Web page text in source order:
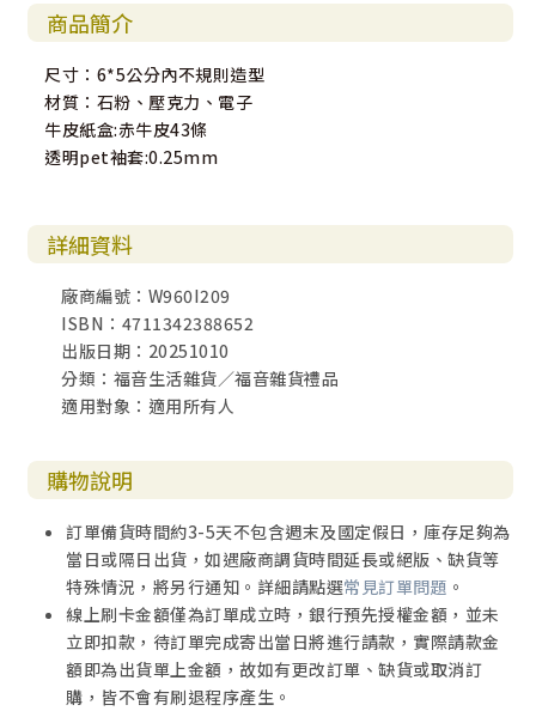
商品簡介
尺寸：6*5公分內不規則造型
材質：石粉、壓克力、電子
牛皮紙盒:赤牛皮43條
透明pet袖套:0.25mm
詳細資料
廠商編號：W960I209
ISBN：4711342388652
出版日期：20251010
分類：福音生活雜貨／福音雜貨禮品
適用對象：適用所有人
購物說明
訂單備貨時間約3-5天不包含週末及國定假日，庫存足夠為
當日或隔日出貨，如遇廠商調貨時間延長或絕版、缺貨等
特殊情況，將另行通知。詳細請點選常見訂單問題 。
線上刷卡金額僅為訂單成立時，銀行預先授權金額，並未
立即扣款，待訂單完成寄出當日將進行請款，實際請款金
額即為出貨單上金額，故如有更改訂單、缺貨或取消訂
購，皆不會有刷退程序產生。